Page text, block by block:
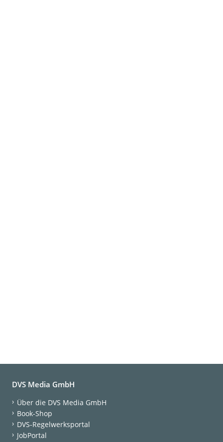
DVS Media GmbH
Über die DVS Media GmbH
Book-Shop
DVS-Regelwerksportal
JobPortal